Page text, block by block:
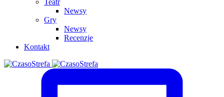
Teatr
Newsy
Gry
Newsy
Recenzje
Kontakt